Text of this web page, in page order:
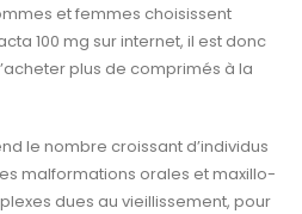
et femmes choisissent
100 mg sur internet, il est donc
plus de comprimés à la
le nombre croissant d’individus
malformations orales et maxillo-
dues au vieillissement, pour